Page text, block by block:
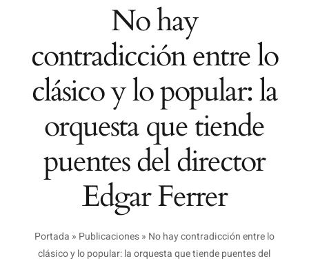
No hay
contradicción entre lo
clásico y lo popular: la
orquesta que tiende
puentes del director
Edgar Ferrer
Portada » Publicaciones» No hay contradicción entre lo
clásico y lo popular: la orquesta que tiende puentes del